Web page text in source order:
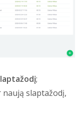
;
slaptažodį,